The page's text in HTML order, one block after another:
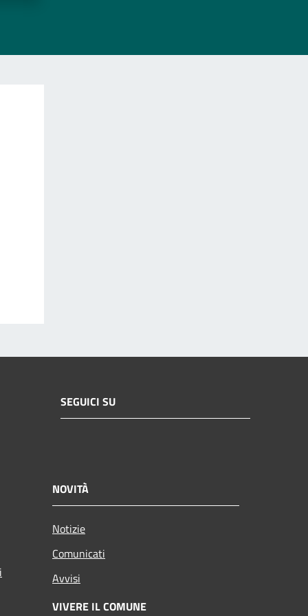
SEGUICI SU
NOVITÀ
Notizie
Comunicati
Avvisi
VIVERE IL COMUNE